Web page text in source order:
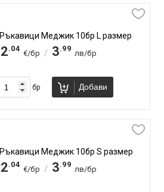
Ръкавици Меджик 10бр L размер
2.04
€/бр / 3.99
лв/бр
бр Добави
Ръкавици Меджик 10бр S размер
2.04
€/бр / 3.99
лв/бр